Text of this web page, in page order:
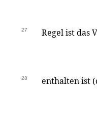
27 Regel ist das
28 enthalten ist